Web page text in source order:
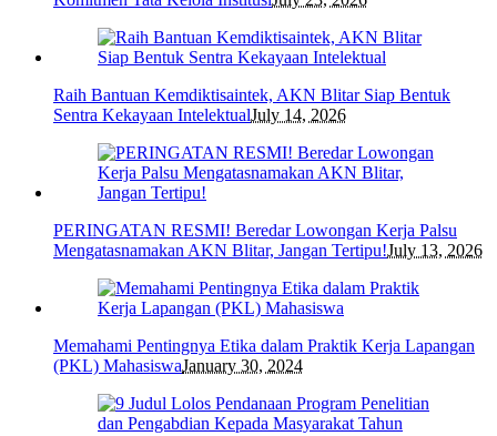
Raih Bantuan Kemdiktisaintek, AKN Blitar Siap Bentuk
Sentra Kekayaan IntelektualJuly 14, 2026
PERINGATAN RESMI! Beredar Lowongan Kerja Palsu
Mengatasnamakan AKN Blitar, Jangan Tertipu!July 13, 2026
Memahami Pentingnya Etika dalam Praktik Kerja Lapangan
(PKL) MahasiswaJanuary 30, 2024